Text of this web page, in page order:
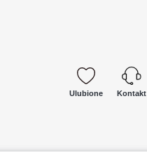
Ulubione Kontakt